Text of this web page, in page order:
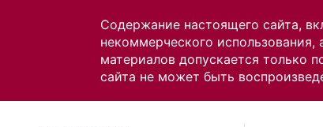
Содержание настоящего сайта,
некоммерческого
материалов допускается только
сайта не может быть